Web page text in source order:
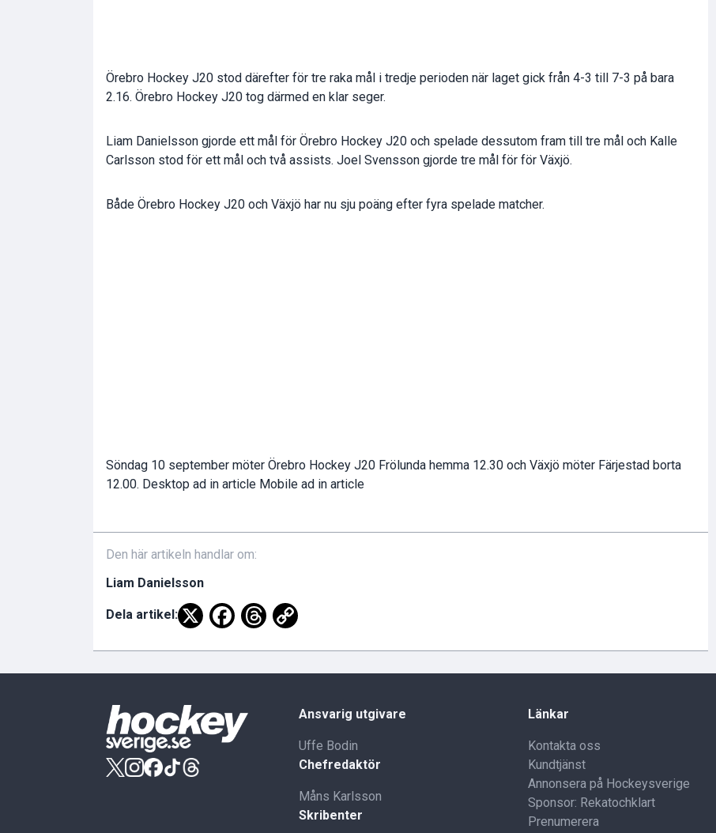
Örebro Hockey J20 stod därefter för tre raka mål i tredje perioden när laget gick från 4-3 till 7-3 på bara
2.16. Örebro Hockey J20 tog därmed en klar seger.
Liam Danielsson gjorde ett mål för Örebro Hockey J20 och spelade dessutom fram till tre mål och Kalle
Carlsson stod för ett mål och två assists. Joel Svensson gjorde tre mål för för Växjö.
Både Örebro Hockey J20 och Växjö har nu sju poäng efter fyra spelade matcher.
Söndag 10 september möter Örebro Hockey J20 Frölunda hemma 12.30 och Växjö möter Färjestad borta
12.00. Desktop ad in article Mobile ad in article
Den här artikeln handlar om:
Liam Danielsson
Dela artikel:
Ansvarig utgivare
Uffe Bodin
Chefredaktör
Måns Karlsson
Skribenter
Länkar
Kontakta oss
Kundtjänst
Annonsera på Hockeysverige
Sponsor: Rekatochklart
Prenumerera